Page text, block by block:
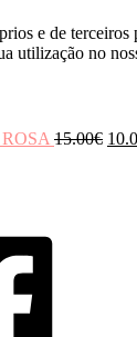
e de
utilização no
15.00€